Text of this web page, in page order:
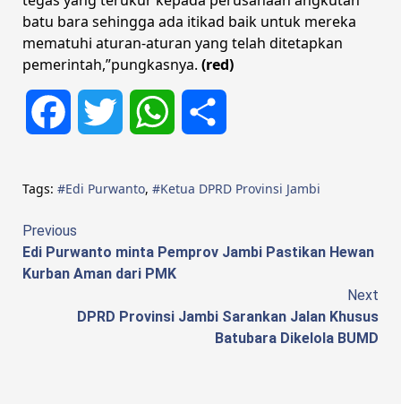
batu bara sehingga ada itikad baik untuk mereka
mematuhi aturan-aturan yang telah ditetapkan
pemerintah,”pungkasnya. (red)
Facebook Twitter WhatsApp
Tags: #Edi Purwanto, #Ketua DPRD Provinsi Jambi
Continue
Reading
Previous
Edi Purwanto minta Pemprov Jambi Pastikan Hewan
Kurban Aman dari PMK
Next
DPRD Provinsi Jambi Sarankan Jalan Khusus
Batubara Dikelola BUMD